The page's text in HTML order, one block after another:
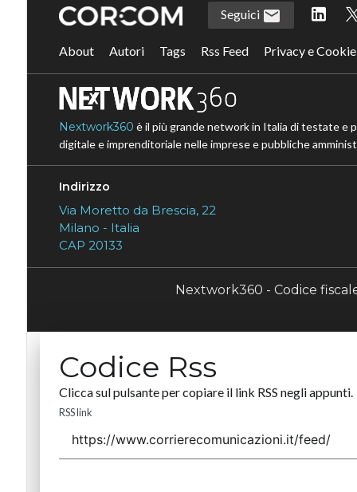
Seguici
About Autori Tags Rss Feed Privacy e
Nextwork360 è il più grande network in Italia di testate e
digitale e imprenditoriale nelle imprese e pubbliche
Indirizzo
Via Moretto da Brescia, 22
Milano - Italia
CAP 20133
Nextwork360 - Codice
Codice Rss
Clicca sul pulsante per copiare il link RSS negli appunti.
RSS link